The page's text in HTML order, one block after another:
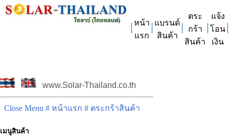
หน้า
แรก
แบรนด์
สินค้า
ตระ
กร้า
สินค้า
แจ้ง
โอน
เงิน
www.Solar-Thailand.co.th
Close Menu # หน้าแรก # ตระกร้าสินค้า
เมนูสินค้า